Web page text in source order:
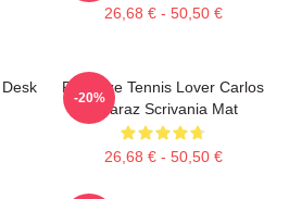
26,68 € - 50,50 €
Ragazze Tennis Lover Carlos
Alcaraz Scrivania Mat
26,68 € - 50,50 €
-20%